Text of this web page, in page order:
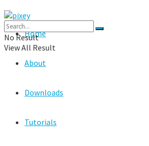
Home
About
Downloads
Tutorials
No Result
View All Result